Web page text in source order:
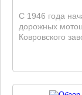
С 1946 года
дорожных
Ковровского